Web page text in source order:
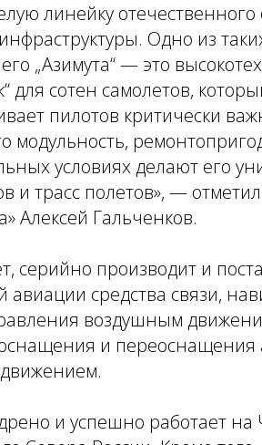
линейку
Одно из
„Азимута“ — это
сотен самолетов,
пилотов критически
условиях делают его
трасс полетов», — отметил
Алексей Гальченков.
серийно производит и
средства связи,
воздушным
и переоснащения
и успешно работает на